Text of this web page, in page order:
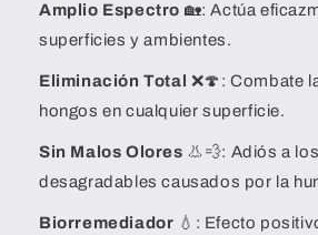
Amplio Espectro 🏡: Actúa
superficies y ambientes.
Eliminación Total ❌🍄: Combate
hongos en cualquier superficie.
Sin Malos Olores 👃💨: Adiós a
desagradables causados por la
Biorremediador 💧: Efecto